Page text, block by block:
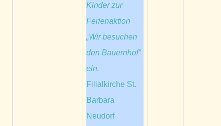
Kinder zur
Ferienaktion
„Wir besuchen
den Bauernhof“
ein.
Filialkirche St.
Barbara
Neudorf